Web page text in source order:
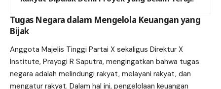
Tugas Negara dalam Mengelola Keuangan yang
Bijak
Anggota Majelis Tinggi Partai X sekaligus Direktur X
Institute, Prayogi R Saputra, mengingatkan bahwa tugas
negara adalah melindungi rakyat, melayani rakyat, dan
mengatur rakyat. Dalam hal ini, pengelolaan keuangan